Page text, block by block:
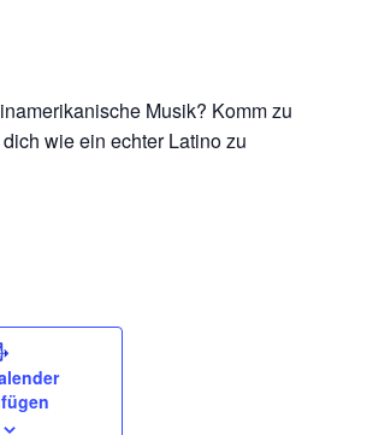
Musik? Komm zu
wie ein echter Latino zu